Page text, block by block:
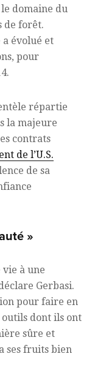
domaine du
de forêt.
a évolué et
pour
répartie
la majeure
contrats
de l’U.S.
de sa
»
vie à une
Gerbasi.
pour faire en
outils dont ils ont
sûre et
ses fruits bien